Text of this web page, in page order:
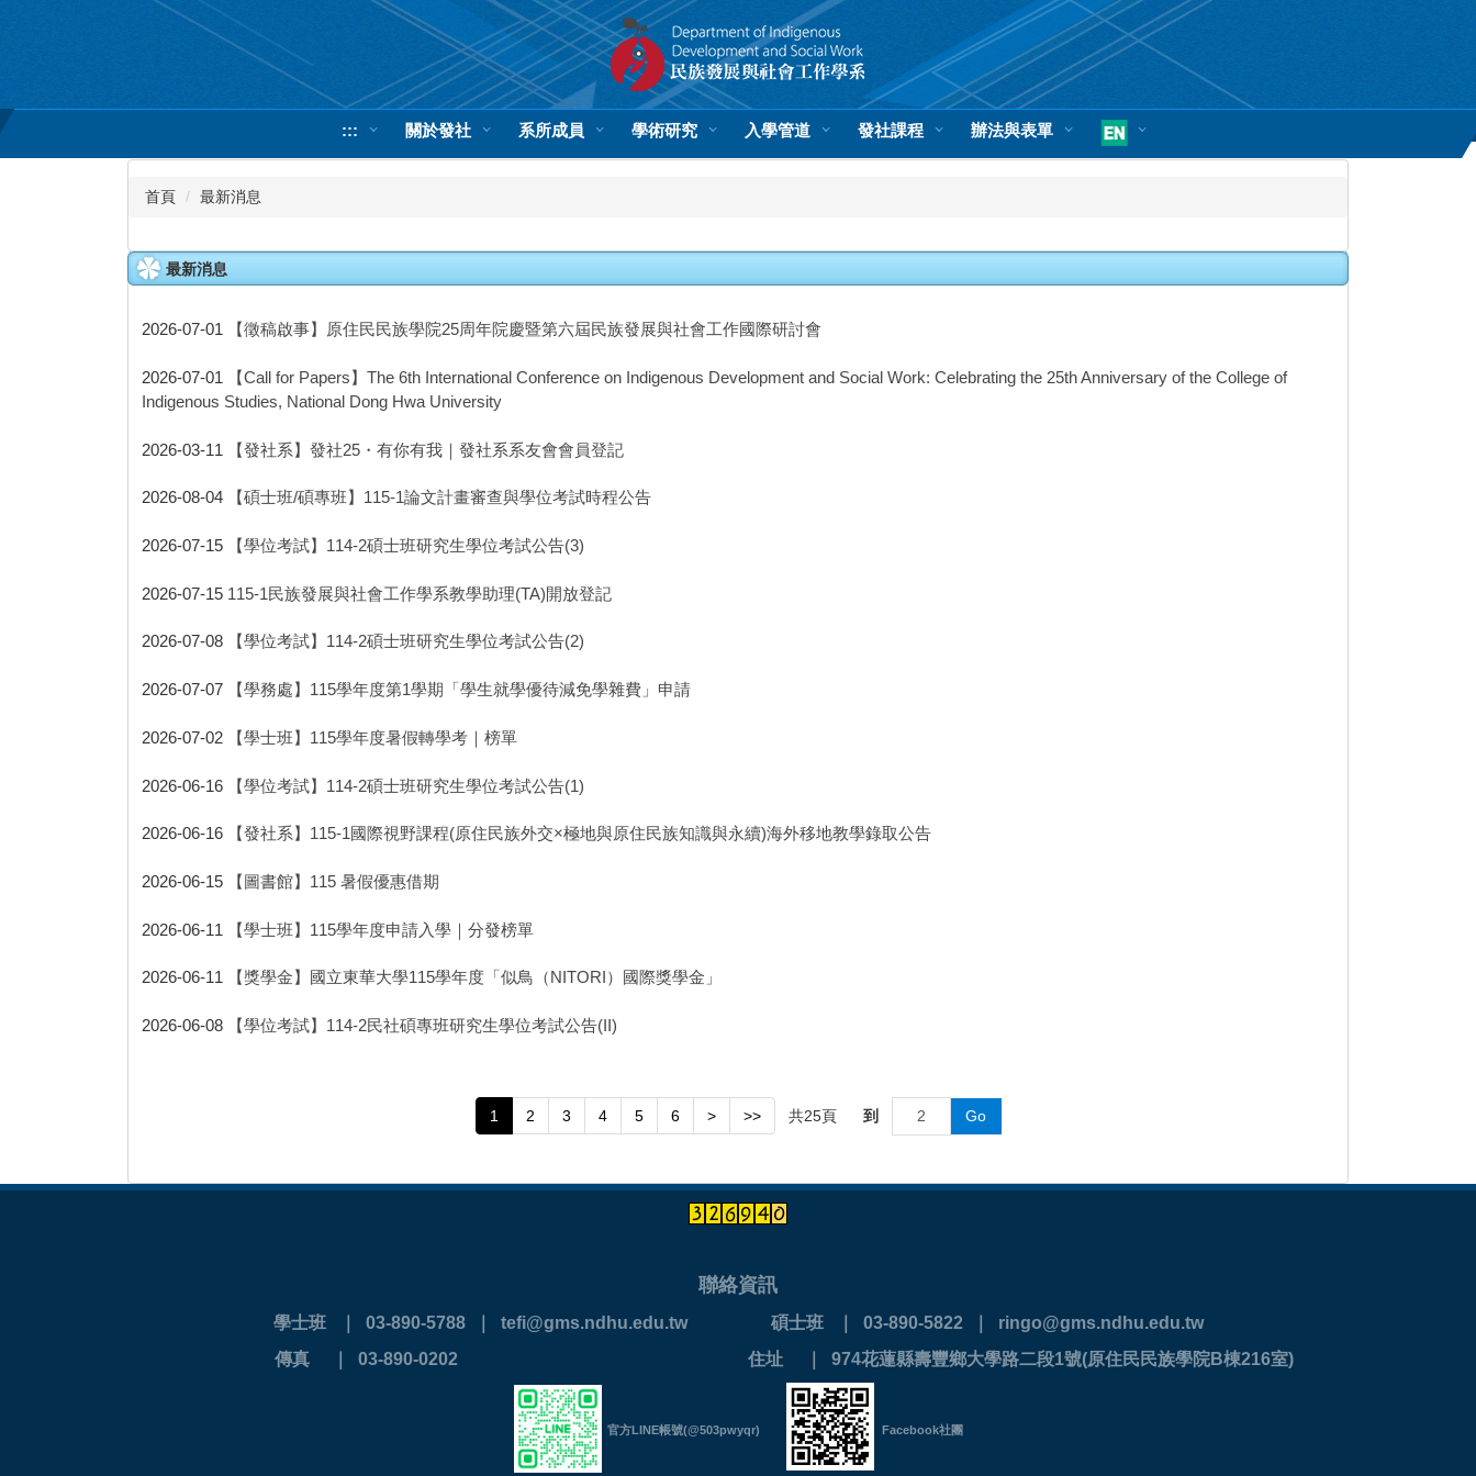
內
::: 關於發社 系所成員 學術研究 入學管道 發社課程 辦法與表單
首頁 最新消息
最新消息
2026-07-01 【徵稿啟事】原住民民族學院25周年院慶暨第六屆民族發展與社會工作國際研討會
2026-07-01
【Call for Papers】The 6th International Conference on Indigenous Development and Social Work: Celebrating the 25th Anniversary of the College of
Indigenous Studies, National Dong Hwa University
2026-03-11 【發社系】發社25・有你有我｜發社系系友會會員登記
2026-08-04 【碩士班/碩專班】115-1論文計畫審查與學位考試時程公告
2026-07-15 【學位考試】114-2碩士班研究生學位考試公告(3)
2026-07-15 115-1民族發展與社會工作學系教學助理(TA)開放登記
2026-07-08 【學位考試】114-2碩士班研究生學位考試公告(2)
2026-07-07 【學務處】115學年度第1學期「學生就學優待減免學雜費」申請
2026-07-02 【學士班】115學年度暑假轉學考｜榜單
2026-06-16 【學位考試】114-2碩士班研究生學位考試公告(1)
2026-06-16 【發社系】115-1國際視野課程(原住民族外交×極地與原住民族知識與永續)海外移地教學錄取公告
2026-06-15 【圖書館】115 暑假優惠借期
2026-06-11 【學士班】115學年度申請入學｜分發榜單
2026-06-11 【獎學金】國立東華大學115學年度「似鳥（NITORI）國際獎學金」
2026-06-08 【學位考試】114-2民社碩專班研究生學位考試公告(II)
1 2 3 4 5 6 > >> 共25頁 到 Go
聯絡資訊
學士班 ｜ 03-890-5788 ｜ tefi@gms.ndhu.edu.tw 碩士班 ｜ 03-890-5822 ｜ ringo@gms.ndhu.edu.tw
傳真 ｜ 03-890-0202 住址 ｜ 974花蓮縣壽豐鄉大學路二段1號(原住民民族學院B棟216室)
官方LINE帳號(@503pwyqr) Facebook社團